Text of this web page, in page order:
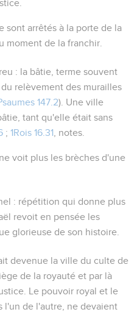
sont arrêtés à la porte de la
moment de la franchir.
: la bâtie , terme souvent
relèvement des murailles
147.2). Une ville
tant qu'elle était sans
; 1Rois 16.31 , notes.
voit plus les brèches d'une
: répétition qui donne plus
revoit en pensée les
glorieuse de son histoire.
devenue la ville du culte de
de la royauté et par là
Le pouvoir royal et le
l'un de l'autre, ne devaient